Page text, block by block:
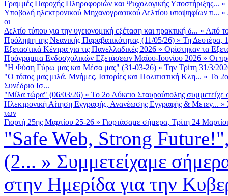
Γραμμές Παροχής Πληροφοριών και Ψυχολογικής Υποστήριξης... »
Υποβολή ηλεκτρονικού Μηχανογραφικού Δελτίου υποψηφίων π... »
οι
Δελτίο τύπου για την υγειονομική εξέταση και πρακτική δ... » Από
Πρόληψη της Νεανικής Παραβατικότητας (11/05/26) » Τη Δευτέρα,
Εξεταστικά Κέντρα για τις Πανελλαδικές 2026 » Ορίστηκαν τα
Πρόγραμμα Ενδοσχολικών Εξετάσεων Μαΐου-Ιουνίου 2026 » Οι
"Η Φύση Γύρω μας και Μέσα μας" (31-03-26) » Την Τρίτη 31/3/
"Ο τόπος μας μιλά. Μνήμες, Ιστορίες και Πολιτιστική Κλη... » Το
Συνέδριο Ισ...
"Μίλα τώρα" (06/03/26) » Το 2ο Λύκειο Σταυρούπολης
Ηλεκτρονική Αίτηση Εγγραφής, Ανανέωσης Εγγραφής & Μετεγ... »
των
Γιορτή 25ης Μαρτίου 25-26 » Γιορτάσαμε σήμερα, Τρίτη 24
"Safe Web, Strong
(2... » Συμμετείχαμε
στην Ημερίδα για την